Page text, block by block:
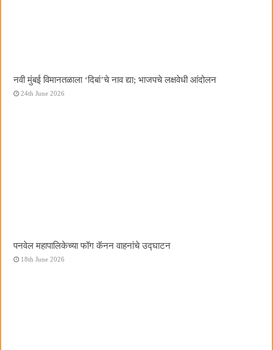
नवी मुंबई विमानतळाला ‌‘दिबां‌’चे नाव द्या; भाजपचे लक्षवेधी आंदोलन
24th June 2026
पनवेल महापालिकेच्या फॉग कॅनन वाहनांचे उद्घाटन
18th June 2026